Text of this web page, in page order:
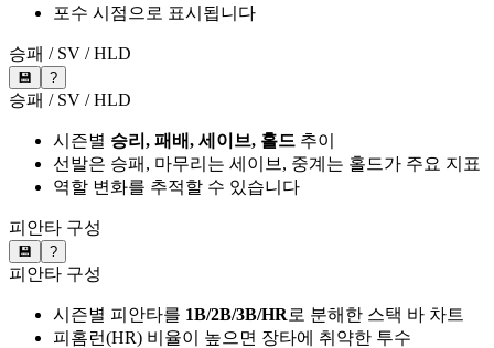
포수 시점으로 표시됩니다
승패 / SV / HLD
💾 ?
승패 / SV / HLD
시즌별 승리, 패배, 세이브, 홀드 추이
선발은 승패, 마무리는 세이브, 중계는 홀드가 주요 지표
역할 변화를 추적할 수 있습니다
피안타 구성
💾 ?
피안타 구성
시즌별 피안타를 1B/2B/3B/HR로 분해한 스택 바 차트
피홈런(HR) 비율이 높으면 장타에 취약한 투수